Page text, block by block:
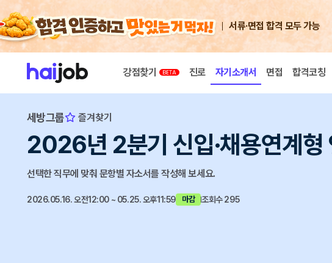
서류·면접 합격 모두 가능
강점찾기 진로 자기소개서 면접 합격코칭
세방그룹 즐겨찾기
2026년 2분기 신입·채용연계형
선택한 직무에 맞춰 문항별 자소서를 작성해 보세요.
2026.05.16. 오전12:00 ~ 05.25. 오후11:59 마감 조회수 295